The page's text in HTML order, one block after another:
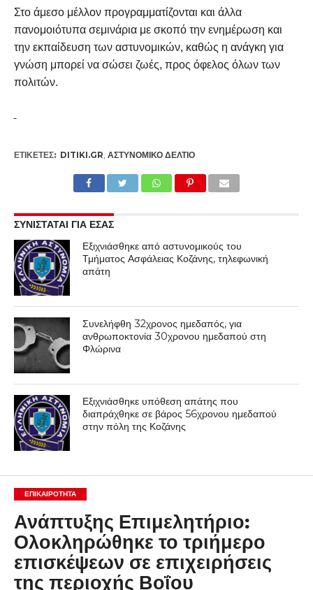
Στο άμεσο μέλλον προγραμματίζονται και άλλα
πανομοιότυπα σεμινάρια με σκοπό την ενημέρωση και
την εκπαίδευση των αστυνομικών, καθώς η ανάγκη για
γνώση μπορεί να σώσει ζωές, προς όφελος όλων των
πολιτών.
ΕΤΙΚΕΤΕΣ: DITIKI.GR ΑΣΤΥΝΟΜΙΚΌ ΔΕΛΤΊΟ
ΣΥΝΙΣΤΑΤΑΙ ΓΙΑ ΕΣΑΣ
Εξιχνιάσθηκε από αστυνομικούς του
Τμήματος Ασφάλειας Κοζάνης, τηλεφωνική
απάτη
Συνελήφθη 32χρονος ημεδαπός, για
ανθρωποκτονία 30χρονου ημεδαπού στη
Φλώρινα
Εξιχνιάσθηκε υπόθεση απάτης που
διαπράχθηκε σε βάρος 56χρονου ημεδαπού
στην πόλη της Κοζάνης
ΕΠΙΚΑΙΡΟΤΗΤΑ
Ανάπτυξης Επιμελητήριο:
Ολοκληρώθηκε το τριήμερο
επισκέψεων σε επιχειρήσεις
της περιοχής Βοΐου